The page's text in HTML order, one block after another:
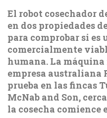
El robot cosechador
en dos propiedades
para comprobar si
comercialmente
humana. La
empresa australiana
prueba en las fincas
McNab and Son,
la cosecha comience